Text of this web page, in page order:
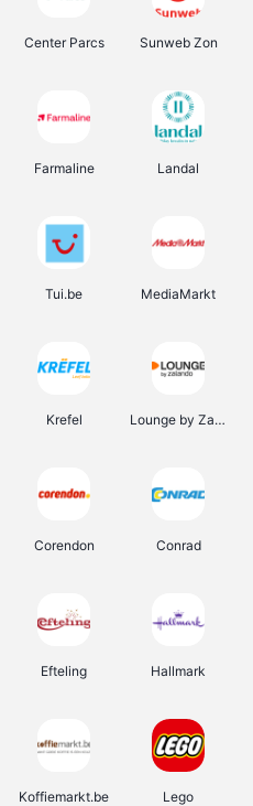
Center Parcs Sunweb Zon
Farmaline Landal
Tui.be MediaMarkt
Krefel Lounge by Zalando
Corendon Conrad
Efteling Hallmark
Koffiemarkt.be Lego